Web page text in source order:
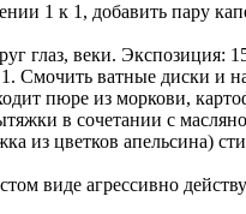
1 к 1, добавить пару
глаз, веки. Экспозиция:
Смочить ватные диски и
пюре из моркови,
в сочетании с
из цветков апельсина)
виде агрессивно